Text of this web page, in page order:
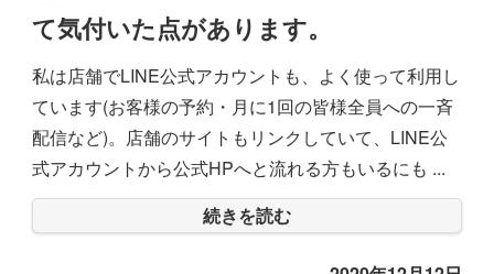
て気付いた点があります。
私は店舗でLINE公式アカウントも、よく使って利用し
ています(お客様の予約・月に1回の皆様全員への一斉
配信など)。店舗のサイトもリンクしていて、LINE公
式アカウントから公式HPへと流れる方もいるにも ...
続きを読む